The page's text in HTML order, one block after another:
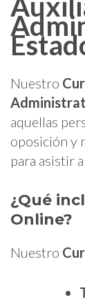
Nuestro
aquellas
oposición y
para asistir
¿Qué
Online?
Nuestro